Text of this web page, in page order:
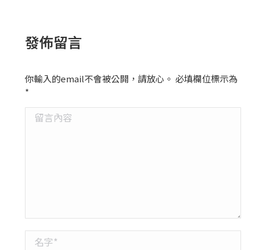
發佈留言
你輸入的email不會被公開，請放心。 必填欄位標示為
*
留言內容
名字 *